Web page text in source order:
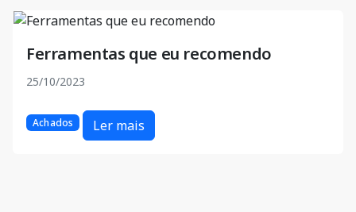
Ferramentas que eu recomendo
25/10/2023
Achados Ler mais